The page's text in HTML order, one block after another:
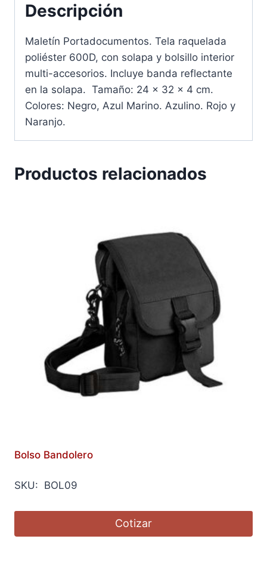
Descripción
Maletín Portadocumentos. Tela raquelada
poliéster 600D, con solapa y bolsillo interior
multi-accesorios. Incluye banda reflectante
en la solapa. Tamaño: 24 x 32 x 4 cm.
Colores: Negro, Azul Marino. Azulino. Rojo y
Naranjo.
Productos relacionados
Bolso Bandolero
SKU: BOL09
Cotizar